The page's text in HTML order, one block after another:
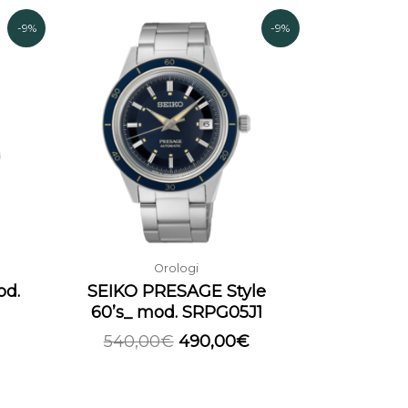
-9%
prezzo
-9%
Orologi
SEIKO PRESAGE Style
60’s_ mod. SRPG05J1
540,00€
Il
prezzo
originale
era:
540,00€.
490,00€
prezzo